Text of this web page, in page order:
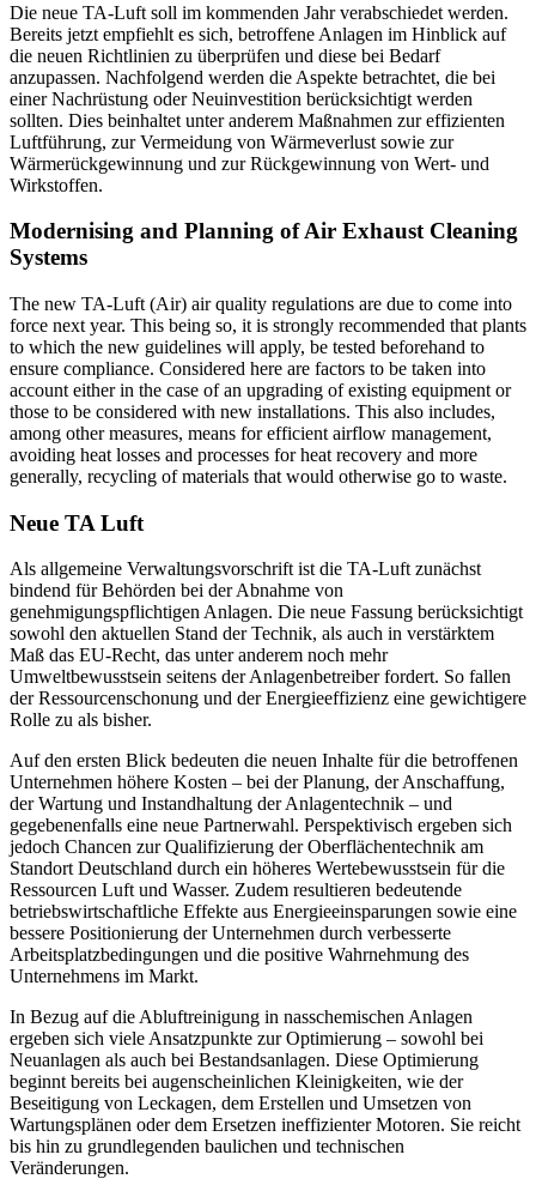
Die neue TA-Luft soll im kommenden Jahr verabschiedet werden.
Bereits jetzt empfiehlt es sich, betroffene Anlagen im Hinblick auf
die neuen Richtlinien zu überprüfen und diese bei Bedarf
anzupassen. Nachfolgend werden die Aspekte betrachtet, die bei
einer Nachrüstung oder Neuinvestition berücksichtigt werden
sollten. Dies beinhaltet unter anderem Maßnahmen zur effizienten
Luftführung, zur Vermeidung von Wärmeverlust sowie zur
Wärmerückgewinnung und zur Rückgewinnung von Wert- und
Wirkstoffen.
Modernising and Planning of Air Exhaust Cleaning
Systems
The new TA-Luft (Air) air quality regulations are due to come into
force next year. This being so, it is strongly recommended that plants
to which the new guidelines will apply, be tested beforehand to
ensure compliance. Considered here are factors to be taken into
account either in the case of an upgrading of existing equipment or
those to be considered with new installations. This also includes,
among other measures, means for efficient airflow management,
avoiding heat losses and processes for heat recovery and more
generally, recycling of materials that would otherwise go to waste.
Neue TA Luft
Als allgemeine Verwaltungsvorschrift ist die TA-Luft zunächst
bindend für Behörden bei der Abnahme von
genehmigungspflichtigen Anlagen. Die neue Fassung berücksichtigt
sowohl den aktuellen Stand der Technik, als auch in verstärktem
Maß das EU-Recht, das unter anderem noch mehr
Umweltbewusstsein seitens der Anlagenbetreiber fordert. So fallen
der Ressourcenschonung und der Energieeffizienz eine gewichtigere
Rolle zu als bisher.
Auf den ersten Blick bedeuten die neuen Inhalte für die betroffenen
Unternehmen höhere Kosten – bei der Planung, der Anschaffung,
der Wartung und Instandhaltung der Anlagentechnik – und
gegebenenfalls eine neue Partnerwahl. Perspektivisch ergeben sich
jedoch Chancen zur Qualifizierung der Oberflächentechnik am
Standort Deutschland durch ein höheres Wertebewusstsein für die
Ressourcen Luft und Wasser. Zudem resultieren bedeutende
betriebswirtschaftliche Effekte aus Energieeinsparungen sowie eine
bessere Positionierung der Unternehmen durch verbesserte
Arbeitsplatzbedingungen und die positive Wahrnehmung des
Unternehmens im Markt.
In Bezug auf die Abluftreinigung in nass­chemischen Anlagen
ergeben sich viele Ansatzpunkte zur Optimierung – sowohl bei
Neuanlagen als auch bei Bestandsanlagen. Diese Optimierung
beginnt bereits bei augen­scheinlichen Kleinigkeiten, wie der
Beseitigung von Leckagen, dem Erstellen und Umsetzen von
Wartungsplänen oder dem Ersetzen ineffizienter Motoren. Sie reicht
bis hin zu grundlegenden baulichen und technischen
Veränderungen.